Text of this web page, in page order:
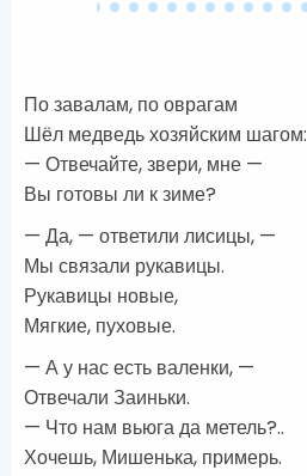
По завалам, по оврагам
Шёл медведь хозяйским шагом:
— Отвечайте, звери, мне —
Вы готовы ли к зиме?
— Да, — ответили лисицы, —
Мы связали рукавицы.
Рукавицы новые,
Мягкие, пуховые.
— А у нас есть валенки, —
Отвечали Заиньки.
— Что нам вьюга да метель?..
Хочешь, Мишенька, примерь.